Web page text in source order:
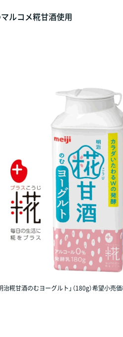
ルコメ糀甘酒使用
治糀甘酒のむヨーグルト」（180g）希望小売価